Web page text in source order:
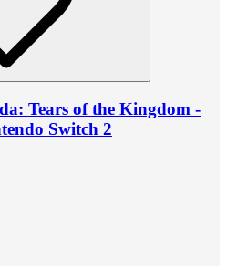
Tears of the Kingdom -
Switch 2